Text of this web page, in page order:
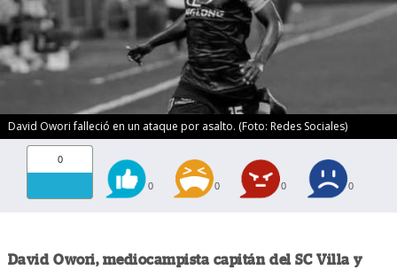
David Owori falleció en un ataque por asalto. (Foto: Redes Sociales)
0
0 0 0 0
David Owori, mediocampista capitán del SC Villa y